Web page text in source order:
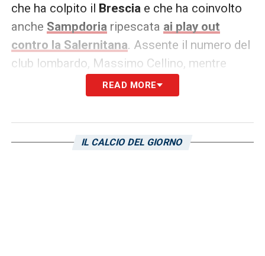
che ha colpito il Bresciae che ha coinvolto
anche Sampdoriaripescata ai play out
contro la Salernitana. Assente il numero del
club lombardo, Massimo Cellino, mentre
erano presenti l’ad granata,Maurizio Milan
Matteo Manfredi, presidente dei blucerchiati
ricorrere al TAR per annullare il play out.
READ MORE
IL CALCIO DEL GIORNO